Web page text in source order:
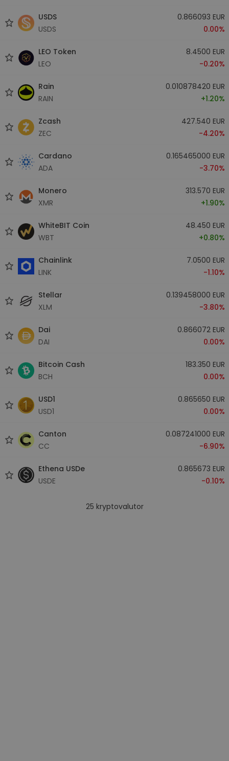
USDS
USDS
0.866093 EUR
0.00%
LEO Token
LEO
8.4500 EUR
-0.20%
Rain
RAIN
0.010878420 EUR
+1.20%
Zcash
ZEC
427.540 EUR
-4.20%
Cardano
ADA
0.165465000 EUR
-3.70%
Monero
XMR
313.570 EUR
+1.90%
WhiteBIT Coin
WBT
48.450 EUR
+0.80%
Chainlink
LINK
7.0500 EUR
-1.10%
Stellar
XLM
0.139458000 EUR
-3.80%
Dai
DAI
0.866072 EUR
0.00%
Bitcoin Cash
BCH
183.350 EUR
0.00%
USD1
USD1
0.865650 EUR
0.00%
Canton
CC
0.087241000 EUR
-6.90%
Ethena USDe
USDE
0.865673 EUR
-0.10%
25 kryptovalutor